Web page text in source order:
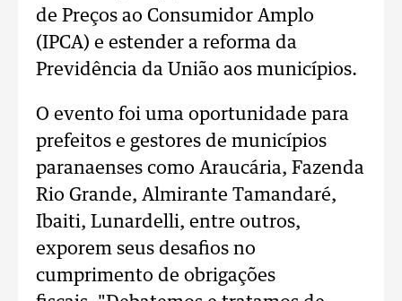
de Preços ao Consumidor Amplo
(IPCA) e estender a reforma da
Previdência da União aos municípios.
O evento foi uma oportunidade para
prefeitos e gestores de municípios
paranaenses como Araucária, Fazenda
Rio Grande, Almirante Tamandaré,
Ibaiti, Lunardelli, entre outros,
exporem seus desafios no
cumprimento de obrigações